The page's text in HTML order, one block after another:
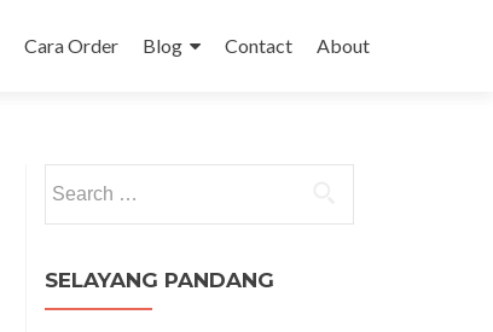
Cara Order Blog Contact About
for:
SELAYANG PANDANG